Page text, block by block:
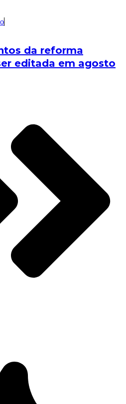
da reforma
editada em agosto